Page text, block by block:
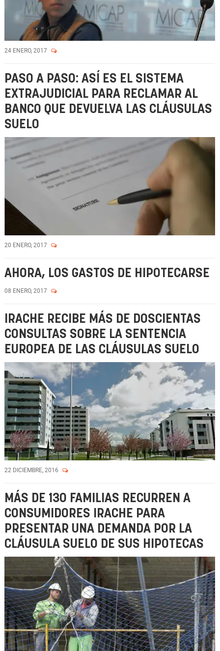
24 ENERO, 2017
PASO A PASO: ASÍ ES EL SISTEMA
EXTRAJUDICIAL PARA RECLAMAR AL
BANCO QUE DEVUELVA LAS CLÁUSULAS
SUELO
20 ENERO, 2017
AHORA, LOS GASTOS DE HIPOTECARSE
08 ENERO, 2017
IRACHE RECIBE MÁS DE DOSCIENTAS
CONSULTAS SOBRE LA SENTENCIA
EUROPEA DE LAS CLÁUSULAS SUELO
22 DICIEMBRE, 2016
MÁS DE 130 FAMILIAS RECURREN A
CONSUMIDORES IRACHE PARA
PRESENTAR UNA DEMANDA POR LA
CLÁUSULA SUELO DE SUS HIPOTECAS